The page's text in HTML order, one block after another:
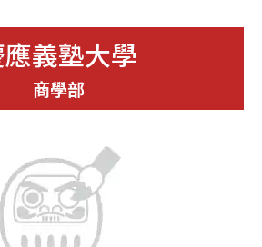
義塾大學
商學部